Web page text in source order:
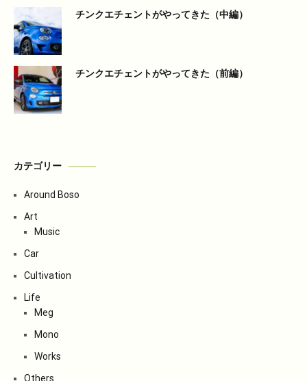
チンクエチェントがやってきた（中編）
チンクエチェントがやってきた（前編）
カテゴリー
Around Boso
Art
Music
Car
Cultivation
Life
Meg
Mono
Works
Others